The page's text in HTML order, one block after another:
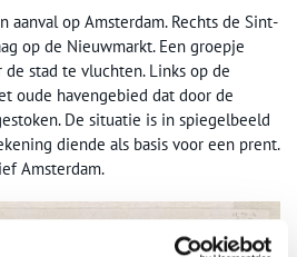
aanval op Amsterdam. Rechts de Sint-
op de Nieuwmarkt. Een groepje
stad te vluchten. Links op de
oude havengebied dat door de
De situatie is in spiegelbeeld
diende als basis voor een prent.
Amsterdam.